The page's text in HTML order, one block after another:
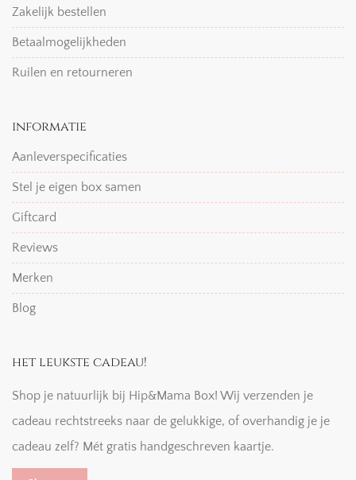
Zakelijk bestellen
Betaalmogelijkheden
Ruilen en retourneren
informatie
Aanleverspecificaties
Stel je eigen box samen
Giftcard
Reviews
Merken
Blog
het leukste cadeau!
Shop je natuurlijk bij Hip&Mama Box! Wij verzenden je
cadeau rechtstreeks naar de gelukkige, of overhandig je je
cadeau zelf? Mét gratis handgeschreven kaartje.